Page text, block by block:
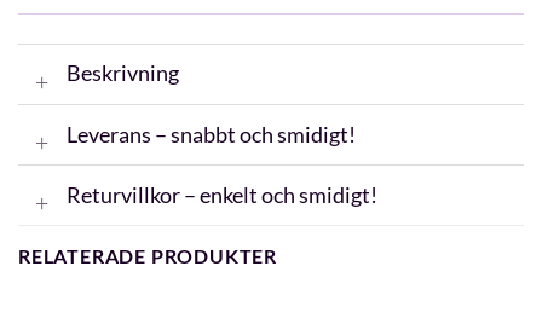
Beskrivning
Leverans – snabbt och smidigt!
Returvillkor – enkelt och smidigt!
RELATERADE PRODUKTER